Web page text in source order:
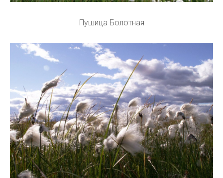
Пушица Болотная